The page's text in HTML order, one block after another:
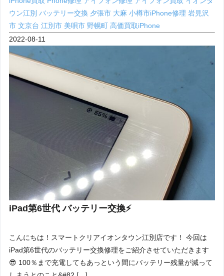
ウン江別バッテリー交換 夕張市 大麻小樽市iPhone修理岩見沢
市文京台江別市 美唄市 野幌町高価買取iPhone
2022-08-11
iPad第6世代 バッテリー交換⚡️
こんにちは！スマートクリアイオンタウン江別店です！ 今回は
iPad第6世代のバッテリー交換修理をご紹介させていただきます
😎 100％まで充電してもあっという間にバッテリー残量が減って